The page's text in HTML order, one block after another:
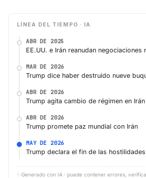
LÍNEA DEL TIEMPO · IA
ABR DE 2025
EE.UU. e Irán reanudan negociaciones
MAR DE 2026
Trump dice haber destruido nueve
ABR DE 2026
Trump agita cambio de régimen en Irán
ABR DE 2026
Trump promete paz mundial con Irán
MAY DE 2026
Trump declara el fin de las
✨ Generado con IA · puede contener errores,